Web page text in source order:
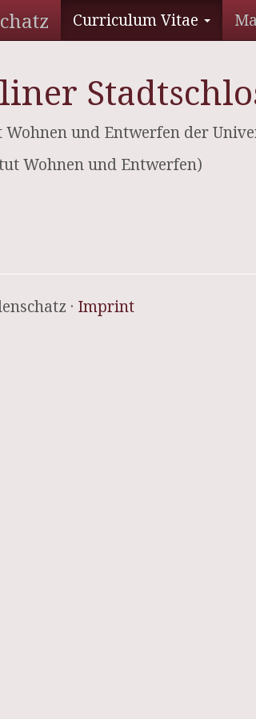
Curriculum Vitae
und Entwerfen der
Wohnen und Entwerfen)
· Imprint